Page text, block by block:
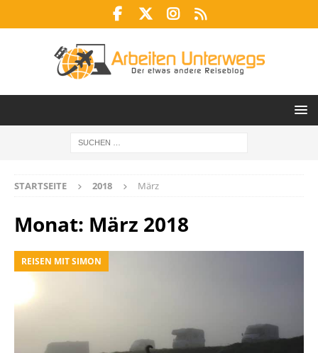
STARTSEITE 2018 März
Monat: März 2018
REISEN MIT SIMON